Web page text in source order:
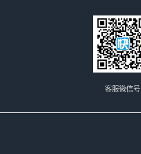
客服微信号